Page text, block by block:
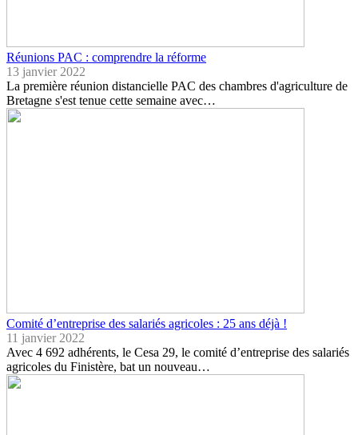
Réunions PAC : comprendre la réforme
13 janvier 2022
La première réunion distancielle PAC des chambres d'agriculture de
Bretagne s'est tenue cette semaine avec…
Comité d’entreprise des salariés agricoles : 25 ans déjà !
11 janvier 2022
Avec 4 692 adhérents, le Cesa 29, le comité d’entreprise des salariés
agricoles du Finistère, bat un nouveau…